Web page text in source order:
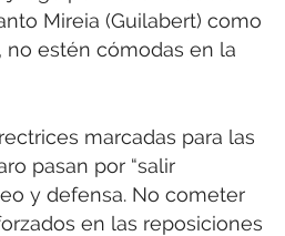
Mireia (Guilabert) como
no estén cómodas en la
marcadas para las
pasan por “salir
y defensa. No cometer
en las reposiciones